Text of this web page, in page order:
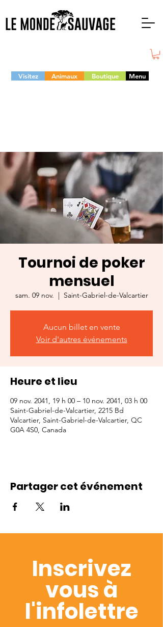
Visitez Animaux Boutique Menu
Tournoi de poker
mensuel
sam. 09 nov.
  |
Saint-Gabriel-de-Valcartier
Aucun billet en vente
Voir d'autres événements
Heure et lieu
09 nov. 2041, 19 h 00 – 10 nov. 2041, 03 h 00
Saint-Gabriel-de-Valcartier, 2215 Bd
Valcartier, Saint-Gabriel-de-Valcartier, QC
G0A 4S0, Canada
Partager cet événement
Inscrivez
vous à
l'infolettre